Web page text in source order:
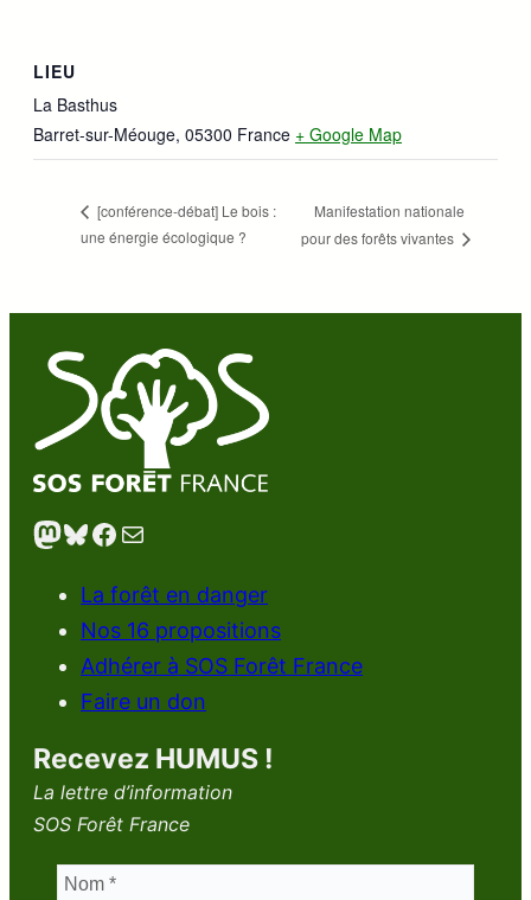
LIEU
La Basthus
Barret-sur-Méouge, 05300 France + Google Map
[conférence-débat] Le bois :
une énergie écologique ?
Manifestation nationale
pour des forêts vivantes
Mastodon Bluesky Facebook E-mail
La forêt en danger
Nos 16 propositions
Adhérer à SOS Forêt France
Faire un don
Recevez HUMUS !
La lettre d’information
SOS Forêt France